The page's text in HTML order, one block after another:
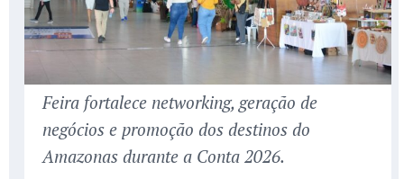
Feira fortalece networking, geração de
negócios e promoção dos destinos do
Amazonas durante a Conta 2026.